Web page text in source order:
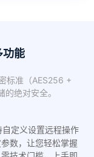
能
标准（AES256 +
绝对安全。
定义设置远程操作
数，让您轻松掌握